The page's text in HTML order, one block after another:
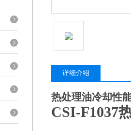
详细介绍
热处理油冷却性
CSI-F1037